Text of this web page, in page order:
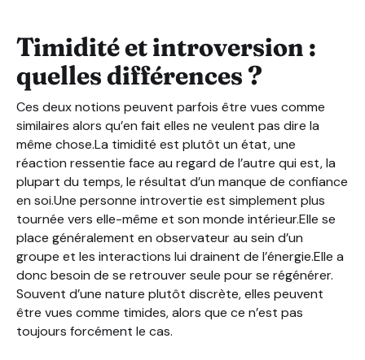
Timidité et introversion :
quelles différences ?
Ces deux notions peuvent parfois être vues comme
similaires alors qu’en fait elles ne veulent pas dire la
même chose.La timidité est plutôt un état, une
réaction ressentie face au regard de l’autre qui est, la
plupart du temps, le résultat d’un manque de confiance
en soi.Une personne introvertie est simplement plus
tournée vers elle-même et son monde intérieur.Elle se
place généralement en observateur au sein d’un
groupe et les interactions lui drainent de l’énergie.Elle a
donc besoin de se retrouver seule pour se régénérer.
Souvent d’une nature plutôt discrète, elles peuvent
être vues comme timides, alors que ce n’est pas
toujours forcément le cas.